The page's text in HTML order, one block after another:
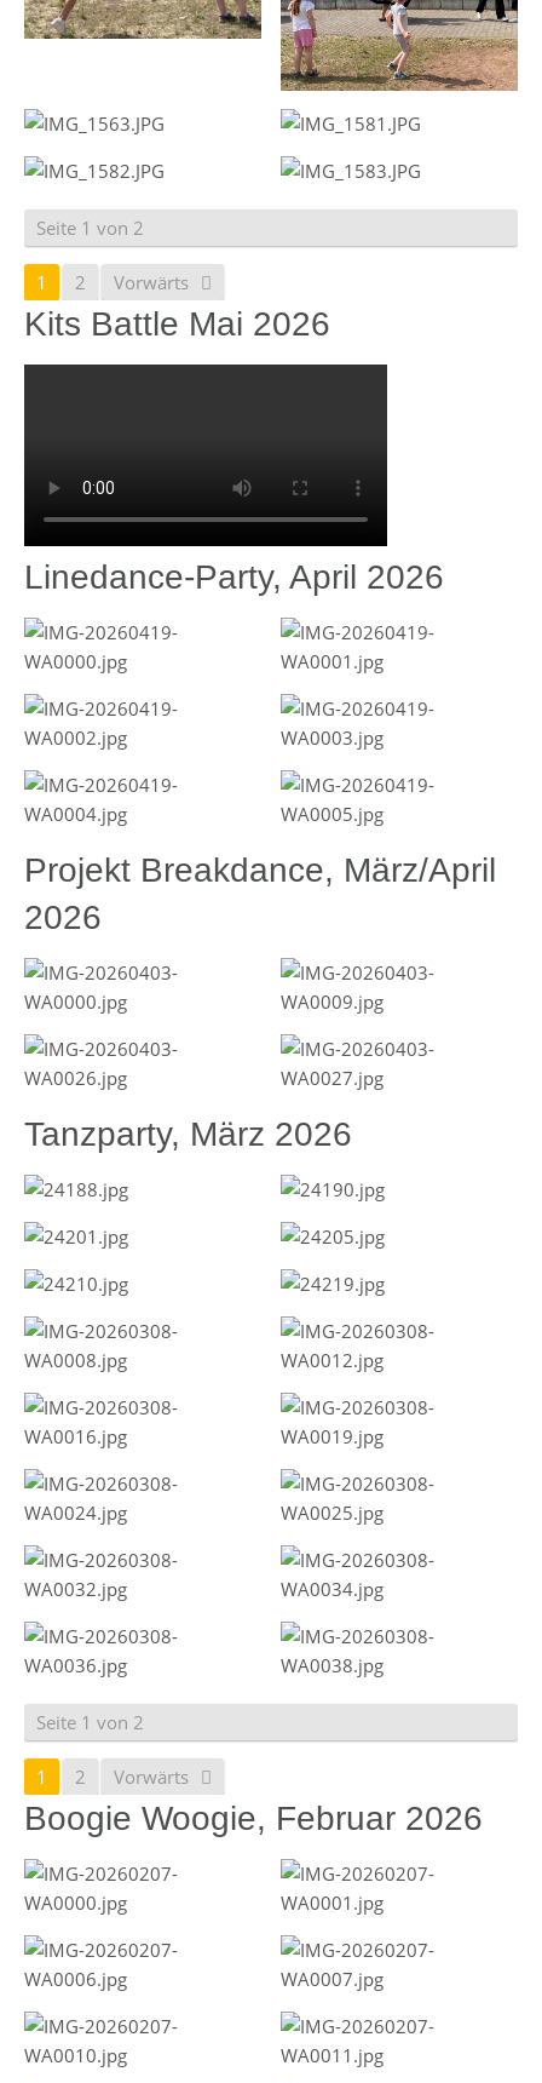
Seite 1 von 2
1 2 Vorwärts
Kits Battle Mai 2026
Linedance-Party, April 2026
Projekt Breakdance, März/April
2026
Tanzparty, März 2026
Seite 1 von 2
1 2 Vorwärts
Boogie Woogie, Februar 2026